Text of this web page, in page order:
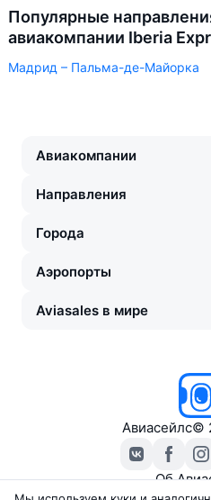
Популярные
авиакомпании Iberia
Мадрид – Пальма-де-Майорка
Авиакомпании
Направления
Города
Аэропорты
Aviasales в мире
Авиасейлс©
Об